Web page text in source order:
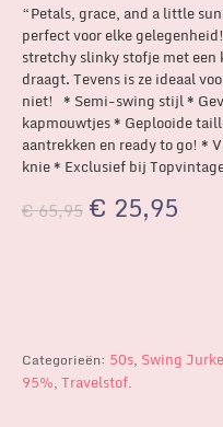
“Petals, grace, and a little
perfect voor elke
stretchy slinky stofje met
draagt. Tevens is ze ideaal
niet! * Semi-swing stijl *
kapmouwtjes * Geplooide
aantrekken en ready to go! *
knie * Exclusief bij
€65,95 € 25,95
Categorieën: 50s, Swing
95%, Travelstof.